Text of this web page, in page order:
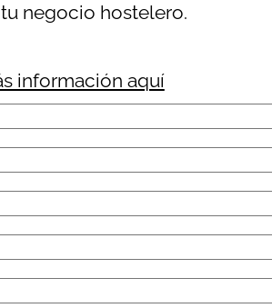
negocio hostelero.
información aquí